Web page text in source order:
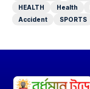
HEALTH
Health
Accident
SPORTS